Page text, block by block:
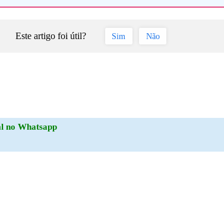
Este artigo foi útil? Sim Não
no Whatsapp